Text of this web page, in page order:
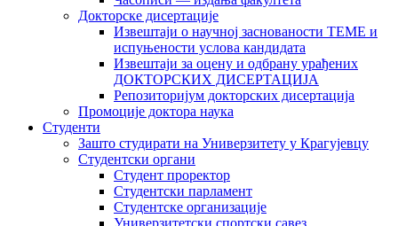
Докторске дисертације
Извештаји о научној заснованости ТЕМЕ и
испуњености услова кандидата
Извештаји за оцену и одбрану урађених
ДОКТОРСКИХ ДИСЕРТАЦИЈА
Репозиторијум докторских дисертација
Промоције доктора наука
Студенти
Зашто студирати на Универзитету у Крагујевцу
Студентски органи
Студент проректор
Студентски парламент
Студентске организације
Универзитетски спортски савез